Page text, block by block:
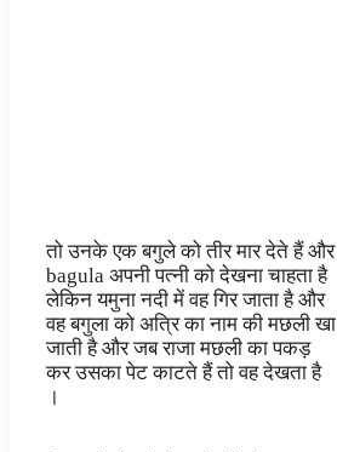
तो उनके एक बगुले को तीर मार देते हैं और
bagula अपनी पत्नी को देखना चाहता है
लेकिन यमुना नदी में वह गिर जाता है और
वह बगुला को अत्रि का नाम की मछली खा
जाती है और जब राजा मछली का पकड़
कर उसका पेट काटते हैं तो वह देखता है
।